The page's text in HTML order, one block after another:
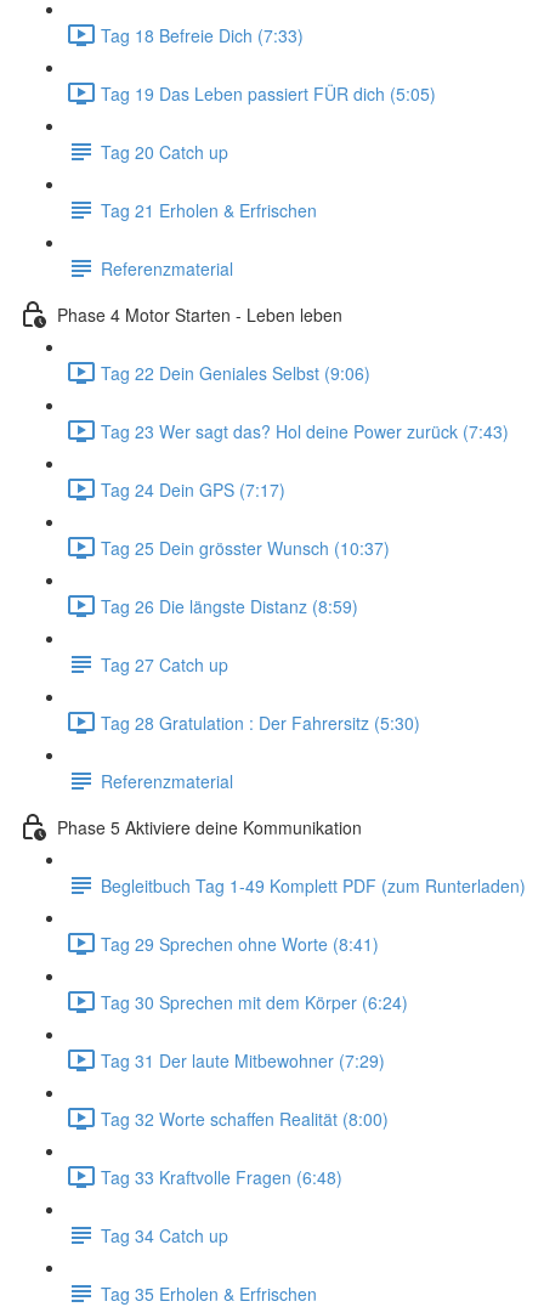
Tag 18 Befreie Dich (7:33)
Tag 19 Das Leben passiert FÜR dich (5:05)
Tag 20 Catch up
Tag 21 Erholen & Erfrischen
Referenzmaterial
Phase 4 Motor Starten - Leben leben
Tag 22 Dein Geniales Selbst (9:06)
Tag 23 Wer sagt das? Hol deine Power zurück (7:43)
Tag 24 Dein GPS (7:17)
Tag 25 Dein grösster Wunsch (10:37)
Tag 26 Die längste Distanz (8:59)
Tag 27 Catch up
Tag 28 Gratulation : Der Fahrersitz (5:30)
Referenzmaterial
Phase 5 Aktiviere deine Kommunikation
Begleitbuch Tag 1-49 Komplett PDF (zum Runterladen)
Tag 29 Sprechen ohne Worte (8:41)
Tag 30 Sprechen mit dem Körper (6:24)
Tag 31 Der laute Mitbewohner (7:29)
Tag 32 Worte schaffen Realität (8:00)
Tag 33 Kraftvolle Fragen (6:48)
Tag 34 Catch up
Tag 35 Erholen & Erfrischen